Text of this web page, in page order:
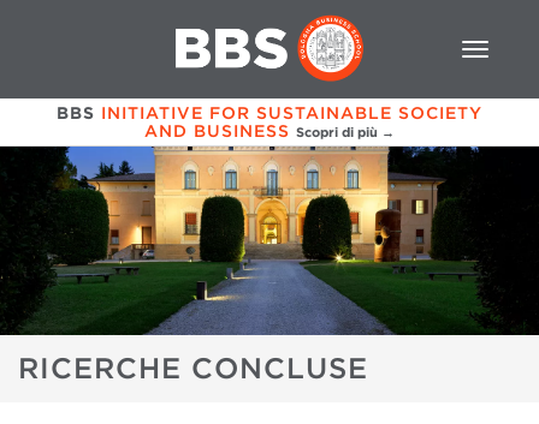
BBS INITIATIVE FOR SUSTAINABLE SOCIETY
AND BUSINESS Scopri di più →
RICERCHE CONCLUSE